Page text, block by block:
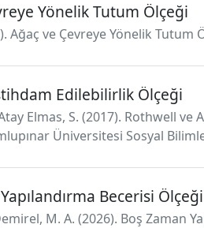
Yönelik Tutum Ölçeği
Ağaç ve Çevreye Yönelik
Edilebilirlik Ölçeği
Elmas, S. (2017). Rothwell
Üniversitesi Sosyal
Becerisi Ölçeği
M. A. (2026). Boş Zaman